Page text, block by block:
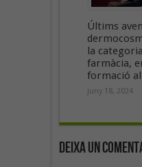
Últims
la
farmàcia,
formació al
juny 18, 2024
Deixa un